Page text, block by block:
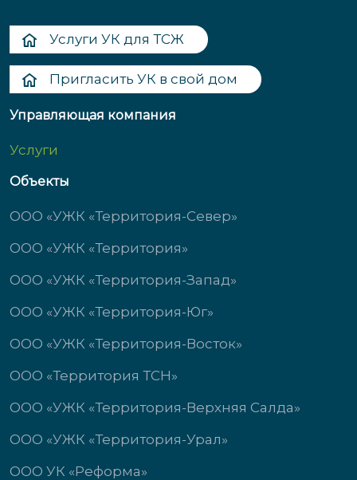
Услуги УК для ТСЖ
Пригласить УК в свой дом
Управляющая компания
Услуги
Объекты
ООО «УЖК «Территория-Север»
ООО «УЖК «Территория»
ООО «УЖК «Территория-Запад»
ООО «УЖК «Территория-Юг»
ООО «УЖК «Территория-Восток»
ООО «Территория ТСН»
ООО «УЖК «Территория-Верхняя Салда»
ООО «УЖК «Территория-Урал»
ООО УК «Реформа»